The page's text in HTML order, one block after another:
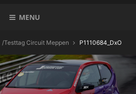
MENU
/Testtag Circuit Meppen P1110684_DxO